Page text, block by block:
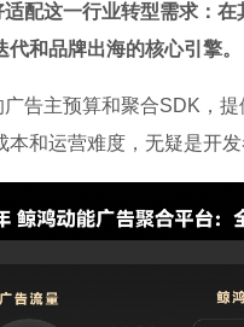
配这一行业转型需求：
和品牌出海的核心引擎。
告主预算和聚合SDK，
和运营难度，无疑是开